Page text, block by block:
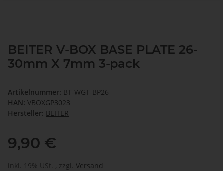
BEITER V-BOX BASE PLATE 26-
30mm X 7mm 3-pack
Artikelnummer: BT-WGT-BP26
HAN: VBOXGP3023
Hersteller: BEITER
9,90 €
inkl. 19% USt. , zzgl. Versand